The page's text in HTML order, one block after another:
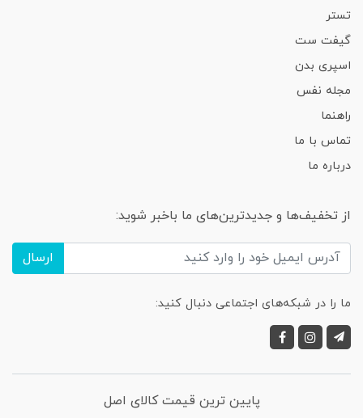
تستر
گیفت ست
اسپری بدن
مجله نفس
راهنما
تماس با ما
درباره ما
از تخفیف‌ها و جدیدترین‌های ما باخبر شوید:
ارسال
ما را در شبکه‌های اجتماعی دنبال کنید:
پایین ترین قیمت کالای اصل